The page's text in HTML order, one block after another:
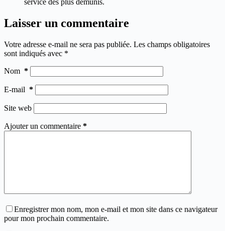
service des plus démunis.
Laisser un commentaire
Votre adresse e-mail ne sera pas publiée. Les champs obligatoires
sont indiqués avec *
Nom *
E-mail *
Site web
Ajouter un commentaire *
Enregistrer mon nom, mon e-mail et mon site dans ce navigateur
pour mon prochain commentaire.